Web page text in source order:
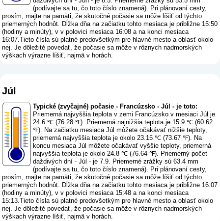
(podívajte sa tu, čo toto číslo znamená). Pri plánovaní cesty,
prosím, majte na pamäti, že skutočné počasie sa môže líšiť od týchto
priemerných hodnôt. Dĺžka dňa na začiatku tohto mesiaca je približne 15:50
(hodiny a minúty), v v polovici mesiaca 16:08 a na konci mesiaca
16:07.Tieto čísla sú platné predovšetkým pre hlavné mesto a oblasť okolo
nej. Je dôležité povedať, že počasie sa môže v rôznych nadmorských
výškach výrazne líšiť, najmä v horách.
Júl
Typické (zvyčajné) počasie - Francúzsko - Júl - je toto:
Priemerná najvyššia teplota v zemi Francúzsko v mesiaci Júl je
24.6 ℃ (76.28 ℉). Priemerná najnižšia teplota je 15.9 ℃ (60.62
℉). Na začiatku mesiaca Júl môžete očakávať nižšie teploty,
priemerná najvyššia teplota je okolo 23.15 ℃ (73.67 ℉). Na
koncu mesiaca Júl môžete očakávať vyššie teploty, priemerná
najvyššia teplota je okolo 24.8 ℃ (76.64 ℉). Priemerný počet
daždivých dní - Júl - je 7.9. Priemerné zrážky sú 63.4 mm
(podívajte sa tu, čo toto číslo znamená). Pri plánovaní cesty,
prosím, majte na pamäti, že skutočné počasie sa môže líšiť od týchto
priemerných hodnôt. Dĺžka dňa na začiatku tohto mesiaca je približne 16:07
(hodiny a minúty), v v polovici mesiaca 15:48 a na konci mesiaca
15:13.Tieto čísla sú platné predovšetkým pre hlavné mesto a oblasť okolo
nej. Je dôležité povedať, že počasie sa môže v rôznych nadmorských
výškach výrazne líšiť, najmä v horách.